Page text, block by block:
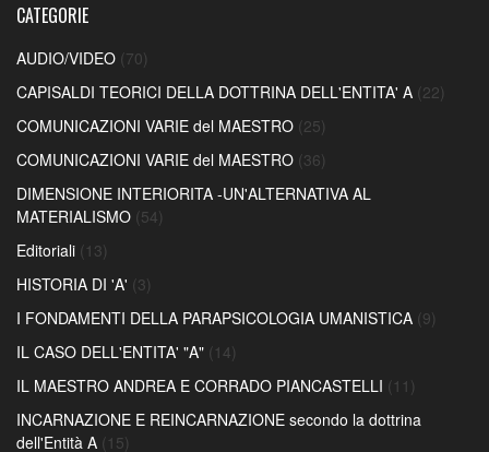
CATEGORIE
AUDIO/VIDEO (70)
CAPISALDI TEORICI DELLA DOTTRINA DELL'ENTITA' A (22)
COMUNICAZIONI VARIE del MAESTRO (25)
COMUNICAZIONI VARIE del MAESTRO (36)
DIMENSIONE INTERIORITA -UN'ALTERNATIVA AL
MATERIALISMO (54)
Editoriali (13)
HISTORIA DI 'A' (3)
I FONDAMENTI DELLA PARAPSICOLOGIA UMANISTICA (9)
IL CASO DELL'ENTITA' "A" (14)
IL MAESTRO ANDREA E CORRADO PIANCASTELLI (11)
INCARNAZIONE E REINCARNAZIONE secondo la dottrina
dell'Entità A (15)